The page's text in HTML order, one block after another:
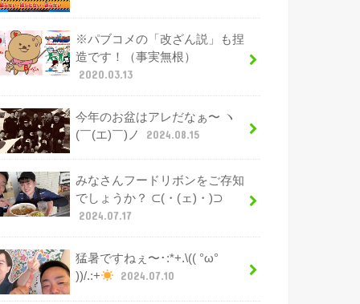
※パブコメの「改ざん説」も捏
造です！（事実無根）
2020.03.13
今年のお盆はアレだなぁ〜 ヽ
(￣(エ)￣)ノ
2024.08.15
みなさんフードリボンをご存知
でしょうか？ ⊂(・(ェ)・)⊃
2024.07.17
猛暑ですねぇ〜･:*+.\(( °ω°
))/.:+
2024.07.10